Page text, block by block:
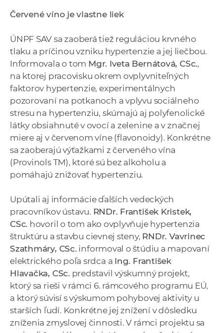
Červené víno je vlastne liek
ÚNPF SAV sa zaoberá tiež reguláciou krvného
tlaku a príčinou vzniku hypertenzie a jej liečbou.
Informovala o tom Mgr. Iveta Bernátová, CSc.,
na ktorej pracovisku okrem ovplyvniteľných
faktorov hypertenzie, experimentálnych
pozorovaní na potkanoch a vplyvu sociálneho
stresu na hypertenziu, skúmajú aj polyfenolické
látky obsiahnuté v ovocí a zelenine a v značnej
miere aj v červenom víne (flavonoidy). Konkrétne
sa zaoberajú výťažkami z červeného vína
(Provinols TM), ktoré sú bez alkoholu a
pomáhajú znižovať hypertenziu.
Upútali aj informácie ďalších vedeckých
pracovníkov ústavu. RNDr. František Kristek,
CSc. hovoril o tom ako ovplyvňuje hypertenzia
štruktúru a stavbu cievnej steny, RNDr. Vavrinec
Szathmáry, CSc. informoval o štúdiu a mapovaní
elektrického poľa srdca a Ing. František
Hlavačka, CSc. predstavil výskumný projekt,
ktorý sa rieši v rámci 6. rámcového programu EÚ,
a ktorý súvisí s výskumom pohybovej aktivity u
starších ľudí. Konkrétne jej znížení v dôsledku
zníženia zmyslovej činnosti. V rámci projektu sa